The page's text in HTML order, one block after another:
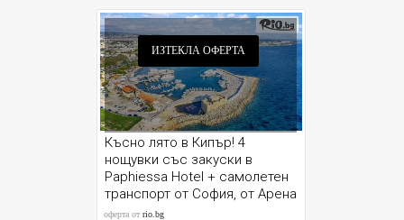
ИЗТЕКЛА ОФЕРТА
Късно лято в Кипър! 4
нощувки със закуски в
Paphiessa Hotel + самолетен
транспорт от София, от Арена
Холидейз
оферта отrio.bg